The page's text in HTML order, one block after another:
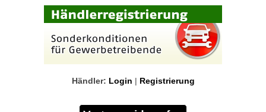
Händler: Login | Registrierung